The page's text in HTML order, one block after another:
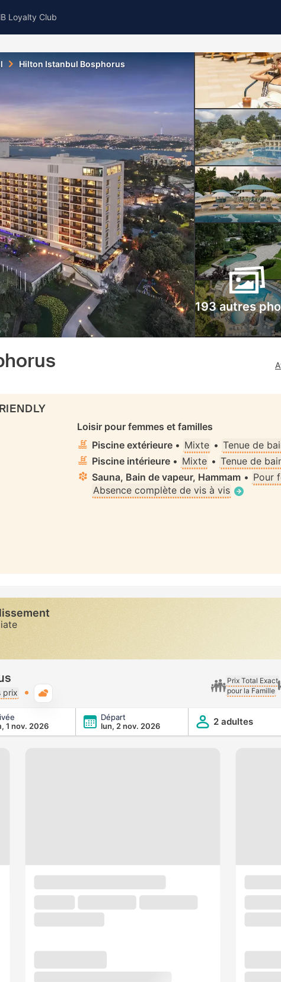
Loyalty Club
Hilton Istanbul Bosphorus
193 autres
Loisir pour femmes et familles
Piscine extérieure • Mixte • Tenue de
Piscine intérieure • Mixte • Tenue de
Sauna, Bain de vapeur, Hammam • Pour
Absence complète de vis à vis
prix
Prix Total Exact
pour la Famille
1 nov. 2026
Départ
lun, 2 nov. 2026
2 adultes